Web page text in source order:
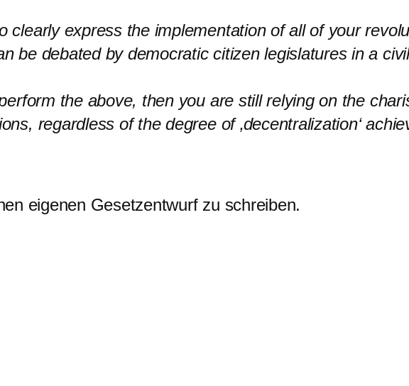
clearly express the implementation of all of your
be debated by democratic citizen legislatures in a
the above, then you are still relying on the
regardless of the degree of ‚decentralization‘
eigenen Gesetzentwurf zu schreiben.